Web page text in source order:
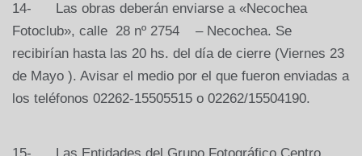
14- Las obras deberán enviarse a «Necochea
Fotoclub», calle 28 nº 2754 – Necochea. Se
recibirían hasta las 20 hs. del día de cierre (Viernes 23
de Mayo ). Avisar el medio por el que fueron enviadas a
los teléfonos 02262-15505515 o 02262/15504190.